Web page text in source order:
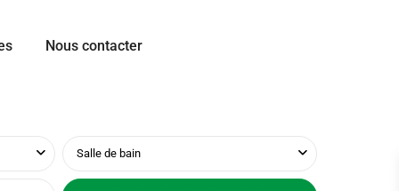
Nous contacter
Salle de bain